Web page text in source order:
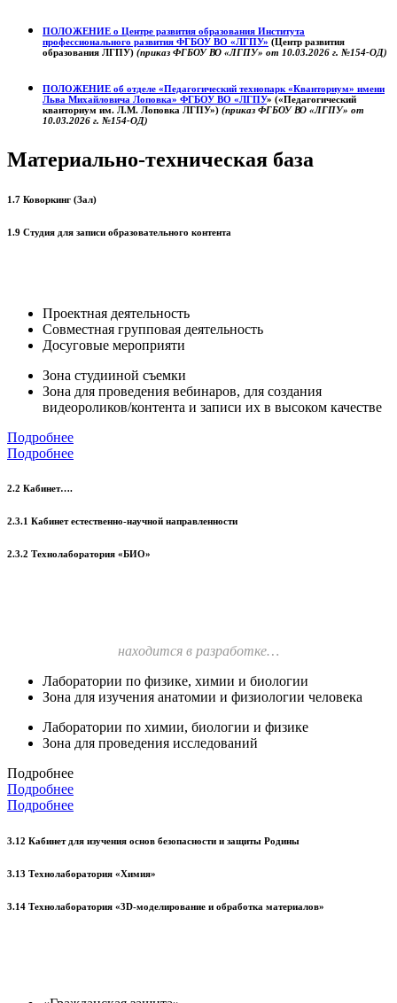
ПОЛОЖЕНИЕ о Центре развития образования Института
профессионального развития ФГБОУ ВО «ЛГПУ» (Центр развития
образования ЛГПУ) (приказ ФГБОУ ВО «ЛГПУ» от 10.03.2026 г. №154-ОД)
ПОЛОЖЕНИЕ об отделе «Педагогический технопарк «Кванториум» имени
Льва Михайловича Лоповка» ФГБОУ ВО «ЛГПУ» («Педагогический
кванториум им. Л.М. Лоповка ЛГПУ») (приказ ФГБОУ ВО «ЛГПУ» от
10.03.2026 г. №154-ОД)
Материально-техническая база
1.7 Коворкинг (Зал)
1.9 Студия для записи образовательного контента
Проектная деятельность
Совместная групповая деятельность
Досуговые мероприяти
Зона студииной съемки
Зона для проведения вебинаров, для создания
видеороликов/контента и записи их в высоком качестве
Подробнее
Подробнее
2.2 Кабинет….
2.3.1 Кабинет естественно-научной направленности
2.3.2 Технолаборатория «БИО»
находится в разработке…
Лаборатории по физике, химии и биологии
Зона для изучения анатомии и физиологии человека
Лаборатории по химии, биологии и физике
Зона для проведения исследований
Подробнее
Подробнее
Подробнее
3.12 Кабинет для изучения основ безопасности и защиты Родины
3.13 Технолаборатория «Химия»
3.14 Технолаборатория «3D-моделирование и обработка материалов»